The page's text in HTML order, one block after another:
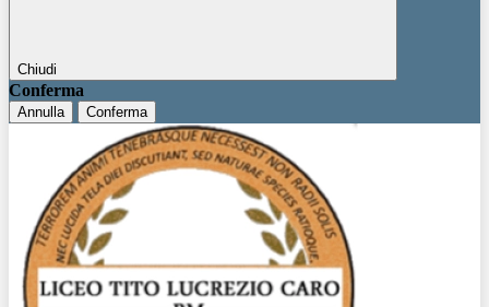
Chiudi
Conferma
Annulla Conferma